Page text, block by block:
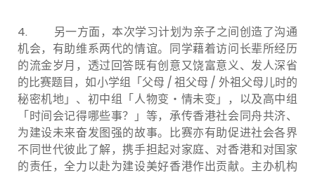
4.
另一方面，本次学习计划为亲子之间创造了沟通
机会，有助维系两代的情谊。同学藉着访问长辈所经历
的流金岁月，透过回答既有创意又饶富意义、发人深省
的比赛题目，如小学组「父母 / 祖父母 / 外祖父母儿时的
秘密机地」、初中组「人物变‧情未变」，以及高中组
「时间会记得哪些事？」等，承传香港社会同舟共济、
为建设未来奋发图强的故事。比赛亦有助促进社会各界
不同世代彼此了解，携手担起对家庭、对香港和对国家
的责任，全力以赴为建设美好香港作出贡献。主办机构